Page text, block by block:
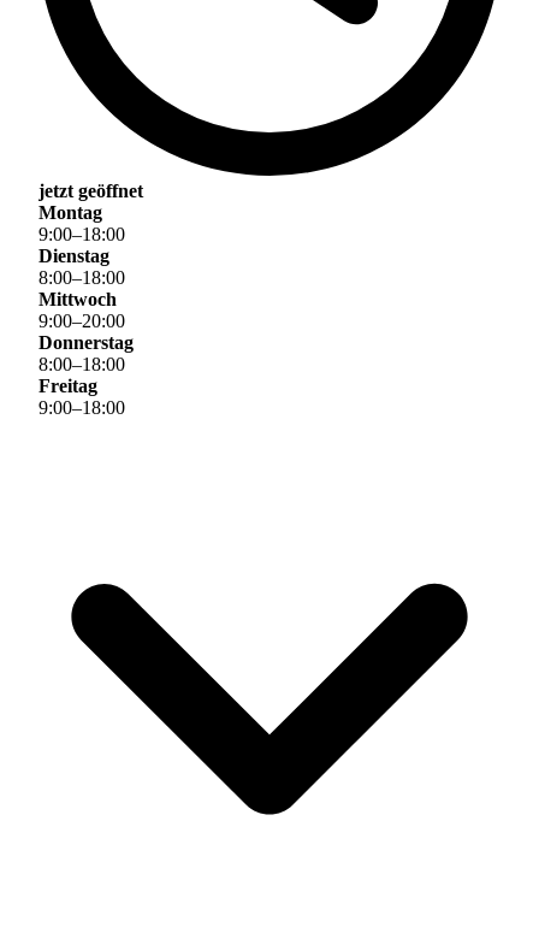
jetzt geöffnet
Montag
9:00–18:00
Dienstag
8:00–18:00
Mittwoch
9:00–20:00
Donnerstag
8:00–18:00
Freitag
9:00–18:00